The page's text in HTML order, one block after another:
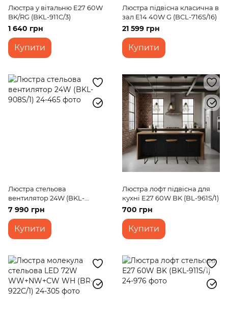
Люстра у вітальню E27 60W
BK/RG (BKL-911C/3)
1 640 грн
Купити
Люстра підвісна класична в
зал E14 40W G (BCL-716S/16)
21 599 грн
Купити
Люстра стельова
вентилятор 24W (BKL-
908S/1)
7 990 грн
Купити
Люстра лофт підвісна для
кухні E27 60W BK (BL-961S/1)
700 грн
Купити